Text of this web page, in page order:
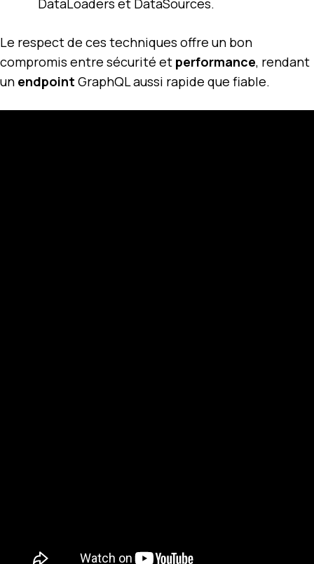
Le respect de ces techniques offre un bon
compromis entre sécurité et performance, rendant
un endpoint GraphQL aussi rapide que fiable.